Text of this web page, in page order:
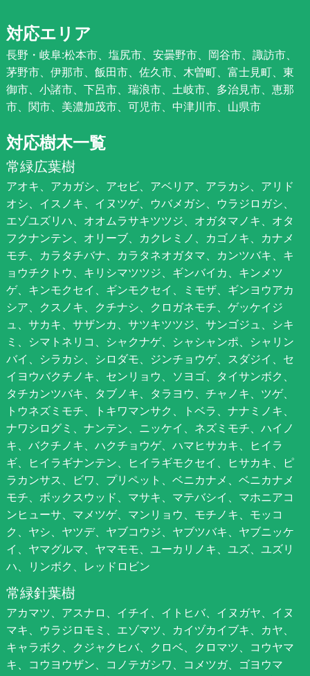
対応エリア
長野・岐阜:松本市、塩尻市、安曇野市、岡谷市、諏訪市、
茅野市、伊那市、飯田市、佐久市、木曽町、富士見町、東
御市、小諸市、下呂市、瑞浪市、土岐市、多治見市、恵那
市、関市、美濃加茂市、可児市、中津川市、山県市
対応樹木一覧
常緑広葉樹
アオキ、アカガシ、アセビ、アベリア、アラカシ、アリド
オシ、イスノキ、イヌツゲ、ウバメガシ、ウラジロガシ、
エゾユズリハ、オオムラサキツツジ、オガタマノキ、オタ
フクナンテン、オリーブ、カクレミノ、カゴノキ、カナメ
モチ、カラタチバナ、カラタネオガタマ、カンツバキ、キ
ョウチクトウ、キリシマツツジ、ギンバイカ、キンメツ
ゲ、キンモクセイ、ギンモクセイ、ミモザ、ギンヨウアカ
シア、クスノキ、クチナシ、クロガネモチ、ゲッケイジ
ュ、サカキ、サザンカ、サツキツツジ、サンゴジュ、シキ
ミ、シマトネリコ、シャクナゲ、シャシャンポ、シャリン
バイ、シラカシ、シロダモ、ジンチョウゲ、スダジイ、セ
イヨウバクチノキ、センリョウ、ソヨゴ、タイサンボク、
タチカンツバキ、タブノキ、タラヨウ、チャノキ、ツゲ、
トウネズミモチ、トキワマンサク、トベラ、ナナミノキ、
ナワシログミ、ナンテン、ニッケイ、ネズミモチ、ハイノ
キ、バクチノキ、ハクチョウゲ、ハマヒサカキ、ヒイラ
ギ、ヒイラギナンテン、ヒイラギモクセイ、ヒサカキ、ピ
ラカンサス、ビワ、プリペット、ベニカナメ、ベニカナメ
モチ、ボックスウッド、マサキ、マテバシイ、マホニアコ
ンヒューサ、マメツゲ、マンリョウ、モチノキ、モッコ
ク、ヤシ、ヤツデ、ヤブコウジ、ヤブツバキ、ヤブニッケ
イ、ヤマグルマ、ヤマモモ、ユーカリノキ、ユズ、ユズリ
ハ、リンボク、レッドロビン
常緑針葉樹
アカマツ、アスナロ、イチイ、イトヒバ、イヌガヤ、イヌ
マキ、ウラジロモミ、エゾマツ、カイヅカイブキ、カヤ、
キャラボク、クジャクヒバ、クロベ、クロマツ、コウヤマ
キ、コウヨウザン、コノテガシワ、コメツガ、ゴヨウマ